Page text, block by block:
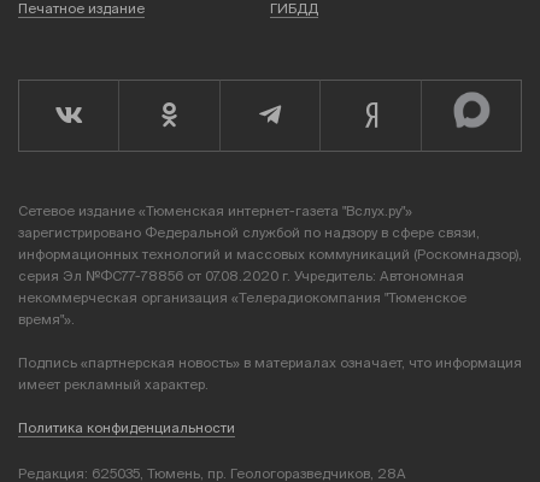
Печатное издание
ГИБДД
Сетевое издание «Тюменская интернет-газета "Вслух.ру"»
зарегистрировано Федеральной службой по надзору в сфере связи,
информационных технологий и массовых коммуникаций (Роскомнадзор),
серия Эл №ФС77-78856 от 07.08.2020 г. Учредитель: Автономная
некоммерческая организация «Телерадиокомпания "Тюменское
время"».
Подпись «партнерская новость» в материалах означает, что информация
имеет рекламный характер.
Политика конфиденциальности
Редакция: 625035, Тюмень, пр. Геологоразведчиков, 28А